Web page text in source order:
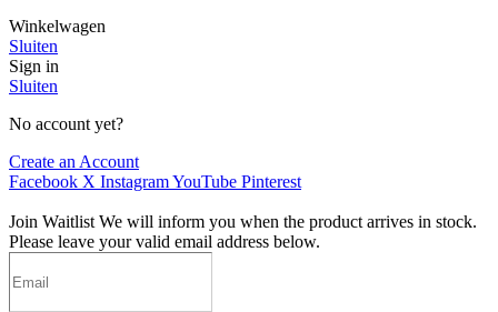
Winkelwagen
Sluiten
Sign in
Sluiten
No account yet?
Create an Account
Facebook X InstagramYouTube Pinterest
Join Waitlist We will inform you when the product arrives in stock.
Please leave your valid email address below.